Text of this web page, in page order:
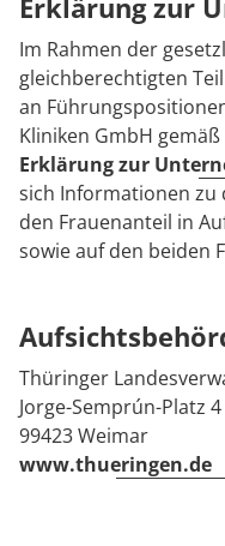
Erklärung zur
Im Rahmen der
gleichberechtigten
an
Kliniken GmbH gemäß
Erklärung zur
sich Informationen zu
den Frauenanteil in
sowie auf den beiden
Thüringer
Jorge-Semprún-Platz 4
99423 Weimar
www.thueringen.de